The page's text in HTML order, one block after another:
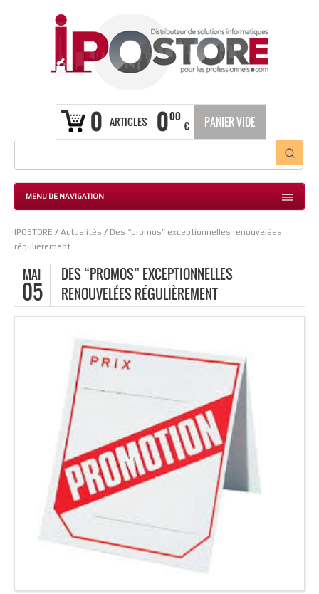
0 ARTICLES 000
€ PANIER VIDE
MENU DE NAVIGATION
IPOSTORE / Actualités / Des “promos” exceptionnelles renouvelées
régulièrement
MAI
05
DES “PROMOS” EXCEPTIONNELLES
RENOUVELÉES RÉGULIÈREMENT